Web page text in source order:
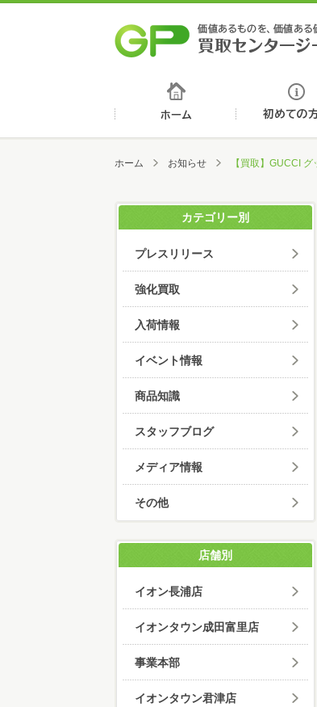
ホーム お知らせ 【買取】GUCCI
カテゴリー別
プレスリリース
強化買取
入荷情報
イベント情報
商品知識
スタッフブログ
メディア情報
その他
店舗別
イオン長浦店
イオンタウン成田富里店
事業本部
イオンタウン君津店